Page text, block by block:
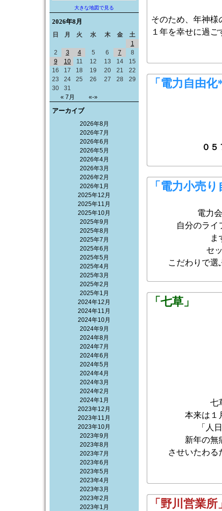
大きな地図で見る
2026年8月
日 月 火 水 木 金 土
« 7月 «-»
1
2
3 4 5 6 7
8
9
10 11 12 13 14
15
16
17 18 19 20 21
22
23
24 25 26 27 28
29
30
31
アーカイブ
2026年8月
2026年7月
2026年6月
2026年5月
2026年4月
2026年3月
2026年2月
2026年1月
2025年12月
2025年11月
2025年10月
2025年9月
2025年8月
2025年7月
2025年6月
2025年5月
2025年4月
2025年3月
2025年2月
2025年1月
2024年12月
2024年11月
2024年10月
2024年9月
2024年8月
2024年7月
2024年6月
2024年5月
2024年4月
2024年3月
2024年2月
2024年1月
2023年12月
2023年11月
2023年10月
2023年9月
2023年8月
2023年7月
2023年6月
2023年5月
2023年4月
2023年3月
2023年2月
2023年1月
そのため、年神様
１年を幸せに過
「電力自由
０
「電力小売
電力
自分のライ
ま
セ
こだわりで選
「七草」
七
本来は１
「人
新年の無
させいたわる
「野川営業所